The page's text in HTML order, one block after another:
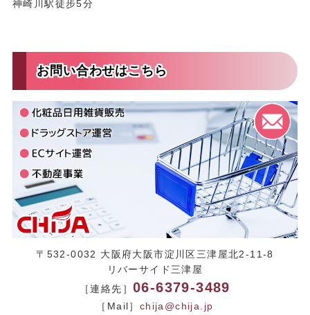
神崎川駅徒步5分
お問い合わせはこちら
〒532-0032 大阪府大阪市淀川区三津屋北2-11-8
リバーサイド三津屋
［連絡先］06-6379-3489
［Mail］ chija@chija.jp